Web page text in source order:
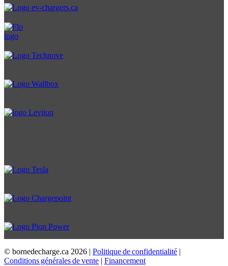
© bornedecharge.ca 2026 | Politique de confidentialité |
Conditions générales de vente | Financement